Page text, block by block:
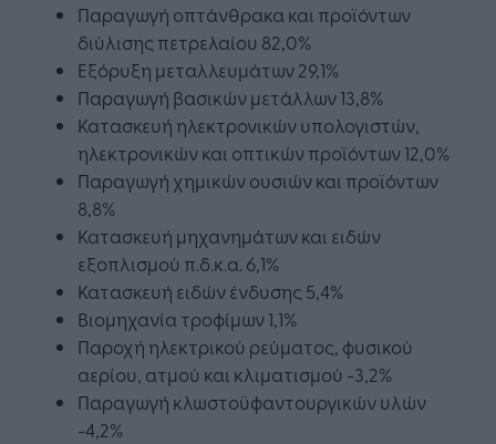
Παραγωγή οπτάνθρακα και προϊόντων
διύλισης πετρελαίου 82,0%
Εξόρυξη μεταλλευμάτων 29,1%
Παραγωγή βασικών μετάλλων 13,8%
Κατασκευή ηλεκτρονικών υπολογιστών,
ηλεκτρονικών και οπτικών προϊόντων 12,0%
Παραγωγή χημικών ουσιών και προϊόντων
8,8%
Κατασκευή μηχανημάτων και ειδών
εξοπλισμού π.δ.κ.α. 6,1%
Κατασκευή ειδών ένδυσης 5,4%
Βιομηχανία τροφίμων 1,1%
Παροχή ηλεκτρικού ρεύματος, φυσικού
αερίου, ατμού και κλιματισμού -3,2%
Παραγωγή κλωστοϋφαντουργικών υλών
-4,2%